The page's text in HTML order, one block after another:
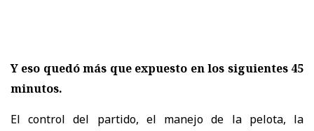
Y eso quedó más que expuesto en los siguientes 45
minutos.
El control del partido, el manejo de la pelota, la